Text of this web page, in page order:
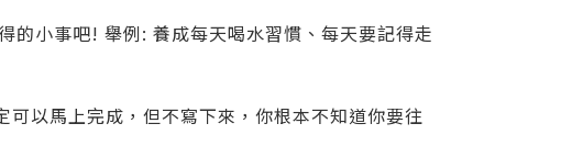
的小事吧! 舉例: 養成每天喝水習慣、每天要記得走
以馬上完成，但不寫下來，你根本不知道你要往